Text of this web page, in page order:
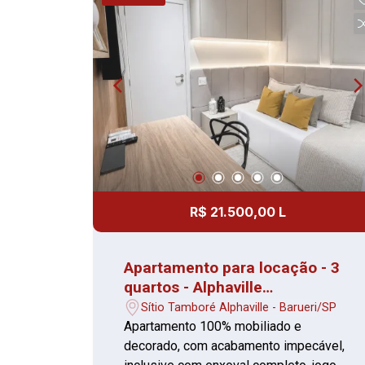
pet place, brinquedoteca,
churrasqueiras, salão de festas e salão
de festas gourmet, coworking,
bicicletário. Além disso a localização é
excepcional com supermercados,
padaria, café, área de alimentação
variada e muito verde.
R$ 21.500,00 L
Apartamento para locação - 3
quartos - Alphaville
Empresarial Barueri - pronto
para morar
Sítio Tamboré Alphaville - Barueri/SP
Apartamento 100% mobiliado e
decorado, com acabamento impecável,